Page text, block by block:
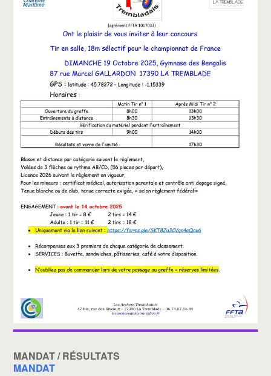
MANDAT / RÉSULTATS
MANDAT